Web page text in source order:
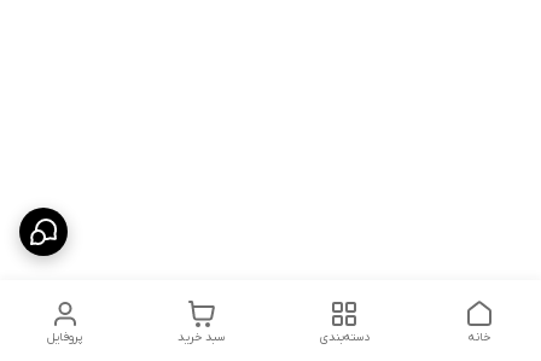
پروفایل سبد خرید دسته‌بندی خانه